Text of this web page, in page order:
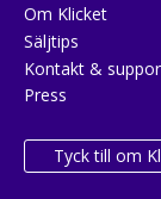
Om Klicket
Säljtips
Kontakt &
Press
Tyck till om